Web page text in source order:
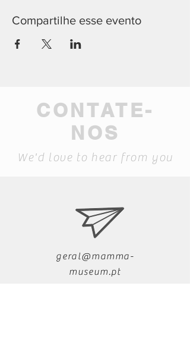
Compartilhe esse evento
CONTATE-
NOS
We'd love to hear from you
geral@mamma-
museum.pt